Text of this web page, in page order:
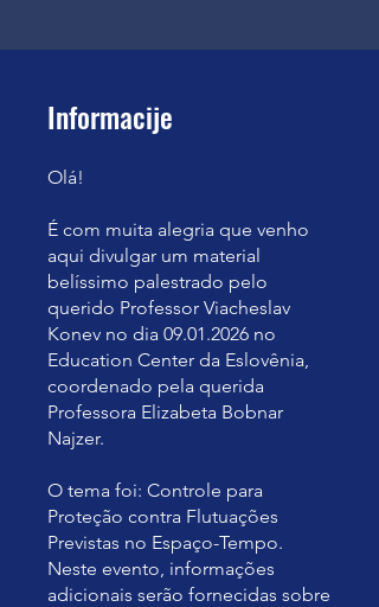
Informacije
Olá!
É com muita alegria que venho
aqui divulgar um material
belíssimo palestrado pelo
querido Professor Viacheslav
Konev no dia 09.01.2026 no
Education Center da Eslovênia,
coordenado pela querida
Professora Elizabeta Bobnar
Najzer.
O tema foi: Controle para
Proteção contra Flutuações
Previstas no Espaço-Tempo.
Neste evento, informações
adicionais serão fornecidas sobre